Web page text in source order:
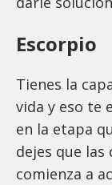
Escorpio
Tienes la
vida y eso te
en la etapa
dejes que
comienza a